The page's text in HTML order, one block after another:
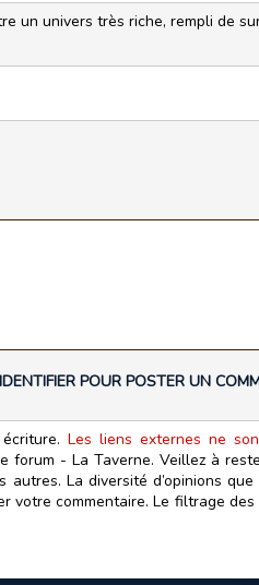
un univers très riche, rempli de
POUR POSTER UN
Les liens externes ne
forum - La Taverne. Veillez à
La diversité d’opinions
votre commentaire. Le filtrage